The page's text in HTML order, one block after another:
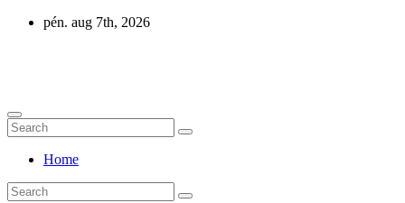
Skip
pén. aug 7th, 2026
Home